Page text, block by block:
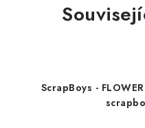
ScrapBoys -